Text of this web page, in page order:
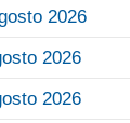
2026
2026
2026